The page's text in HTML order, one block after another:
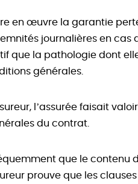
en œuvre la garantie
journalières en cas
que la pathologie dont
générales.
l’assurée faisait
du contrat.
que le contenu
prouve que les